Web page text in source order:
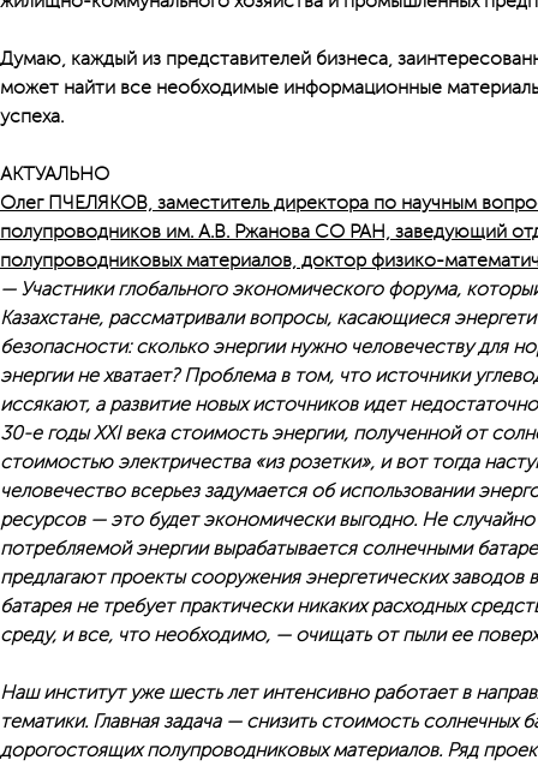
Думаю, каждый из представителей бизнеса,
может найти все необходимые информационные
успеха.
АКТУАЛЬНО
Олег ПЧЕЛЯКОВ, заместитель директора по научным
полупроводников им. А.В. Ржанова СО РАН, заведующий
полупроводниковых материалов, доктор физико-
— Участники глобального экономического форума,
Казахстане, рассматривали вопросы, касающиеся
безопасности: сколько энергии нужно человечеству для
энергии не хватает? Проблема в том, что источники
иссякают, а развитие новых источников идет
30-е годы XXI века стоимость энергии, полученной от
стоимостью электричества «из розетки», и вот тогда
человечество всерьез задумается об использовании
ресурсов — это будет экономически выгодно. Не
потребляемой энергии вырабатывается солнечными
предлагают проекты сооружения энергетических заводов
батарея не требует практически никаких расходных
среду, и все, что необходимо, — очищать от пыли ее
Наш институт уже шесть лет интенсивно работает в
тематики. Главная задача — снизить стоимость солнечных
дорогостоящих полупроводниковых материалов. Ряд